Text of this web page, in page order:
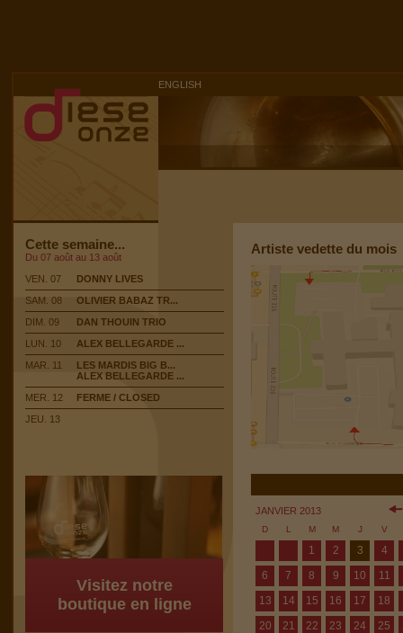
ENGLISH
Cette semaine...
Du 07 août au 13 août
VEN. 07
DONNY LIVES
SAM. 08
OLIVIER BABAZ TR...
DIM. 09
DAN THOUIN TRIO
LUN. 10
ALEX BELLEGARDE ...
MAR. 11
LES MARDIS BIG B...
ALEX BELLEGARDE ...
MER. 12
FERME / CLOSED
JEU. 13
Visitez notre
boutique en ligne
Artiste vedette du mois
JANVIER 2013
D L M M J V
1 2 3
4
6
7 8 9 10 11
13
14 15 16 17 18
20
21 22 23 24 25